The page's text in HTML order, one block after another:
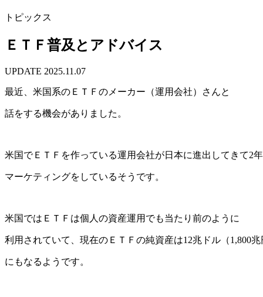
トピックス
ＥＴＦ普及とアドバイス
UPDATE 2025.11.07
最近、米国系のＥＴＦのメーカー（運用会社）さんと
話をする機会がありました。
米国でＥＴＦを作っている運用会社が日本に進出してきて2年
マーケティングをしているそうです。
米国ではＥＴＦは個人の資産運用でも当たり前のように
利用されていて、現在のＥＴＦの純資産は12兆ドル（1,800兆
にもなるようです。